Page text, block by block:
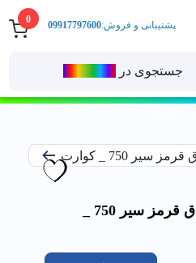
0
جستجوی در
پشتیبانی و فروش:09917797600